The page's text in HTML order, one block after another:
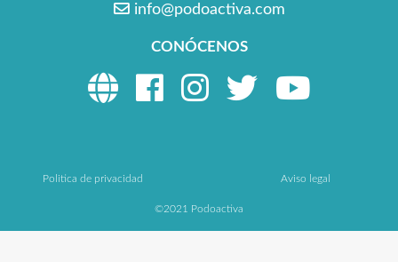
info@podoactiva.com
CONÓCENOS
Politica de privacidad Aviso legal
©2021 Podoactiva